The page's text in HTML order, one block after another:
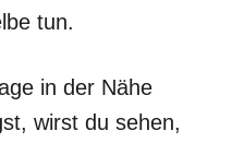
tun.
in der Nähe
wirst du sehen,